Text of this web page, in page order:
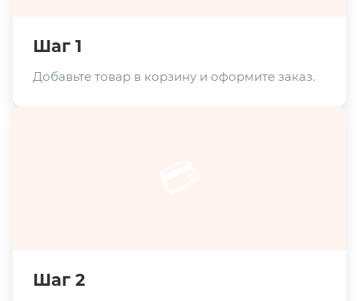
Шаг 1
Добавьте товар в корзину и оформите заказ.
Шаг 2